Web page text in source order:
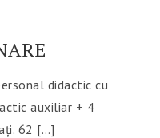
didactic cu
auxiliar + 4
62 […]